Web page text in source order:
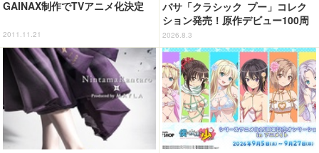
GAINAX制作でTVアニメ化決定
2011.11.21
バサ「クラシック プー」コレク
ション発売！原作デビュー100周
年記念でハンドバッグや財布など
全6種が登場
2026.8.3